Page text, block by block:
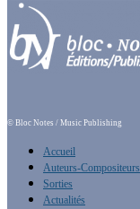
© Bloc Notes / Music Publishing
Accueil
Auteurs-Compositeurs
Sorties
Actualités